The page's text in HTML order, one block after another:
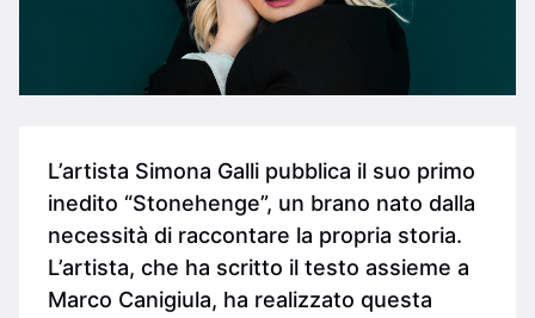
L’artista Simona Galli pubblica il suo primo
inedito “Stonehenge”, un brano nato dalla
necessità di raccontare la propria storia.
L’artista, che ha scritto il testo assieme a
Marco Canigiula, ha realizzato questa